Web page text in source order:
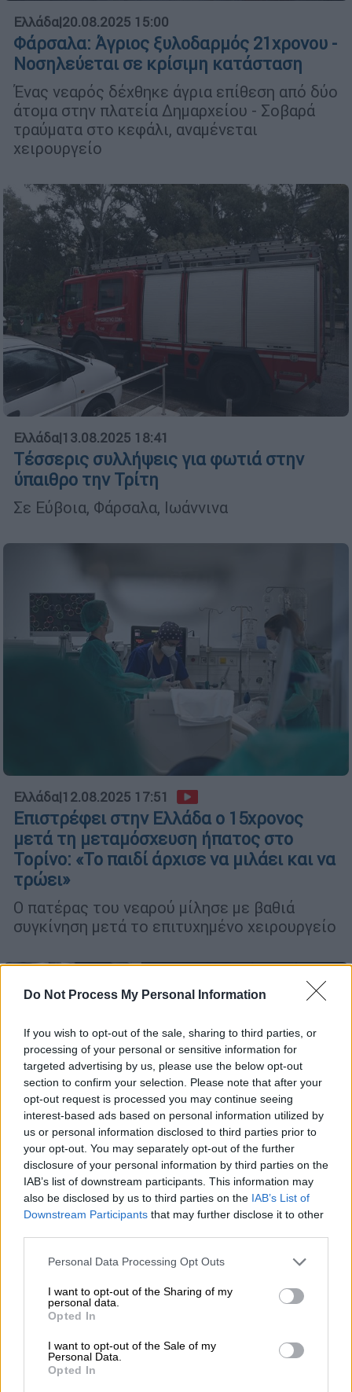
Do Not Process My Personal Information
If you wish to opt-out of the sale, sharing to third parties, or
processing of your personal or sensitive information for
targeted advertising by us, please use the below opt-out
section to confirm your selection. Please note that after your
opt-out request is processed you may continue seeing
interest-based ads based on personal information utilized by
us or personal information disclosed to third parties prior to
your opt-out. You may separately opt-out of the further
disclosure of your personal information by third parties on the
IAB’s list of downstream participants. This information may
also be disclosed by us to third parties on the IAB’s List of
Downstream Participants that may further disclose it to other
Please note that this website/app uses one or more Google
not limited to your visit or usage behaviour. You may click to
grant or deny consent to Google and its third-party tags to
use your data for below specified purposes in below Google
consent section.
Personal Data Processing Opt Outs
I want to opt-out of the Sharing of my
personal data.
Opted In
I want to opt-out of the Sale of my
Personal Data.
Opted In
Ελλάδα|20.08.2025 15:00
Φάρσαλα: Άγριος ξυλοδαρμός 21χρονου -
Νοσηλεύεται σε κρίσιμη κατάσταση
Ένας νεαρός δέχθηκε άγρια επίθεση από δύο
άτομα στην πλατεία Δημαρχείου - Σοβαρά
τραύματα στο κεφάλι, αναμένεται
χειρουργείο
Ελλάδα|13.08.2025 18:41
Τέσσερις συλλήψεις για φωτιά στην
ύπαιθρο την Τρίτη
Σε Εύβοια, Φάρσαλα, Ιωάννινα
Ελλάδα|12.08.2025 17:51
Επιστρέφει στην Ελλάδα ο 15χρονος
μετά τη μεταμόσχευση ήπατος στο
Τορίνο: «Το παιδί άρχισε να μιλάει και να
τρώει»
Ο πατέρας του νεαρού μίλησε με βαθιά
συγκίνηση μετά το επιτυχημένο χειρουργείο
Ελλάδα|02.08.2025 09:42
Ελπίδα από το Τορίνο: Ο 15χρονος
Δημήτρης άνοιξε τα μάτια του μετά τη
Ξεκίνησε να αντιδρά θετικά μετά από εννέα
ημέρες καταστολής